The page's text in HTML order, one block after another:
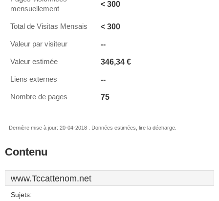
mensuellement
< 300
Total de Visitas Mensais < 300
Valeur par visiteur --
Valeur estimée 346,34 €
Liens externes --
Nombre de pages 75
Dernière mise à jour: 20-04-2018 . Données estimées, lire la décharge.
Contenu
www.Tccattenom.net
Sujets: